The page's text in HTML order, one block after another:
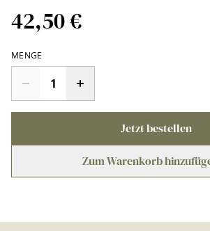
42,50 €
MENGE
Jetzt bestellen
Zum Warenkorb